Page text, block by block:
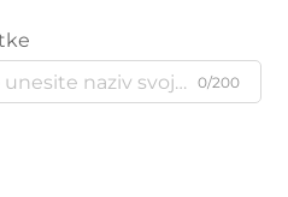
0/200